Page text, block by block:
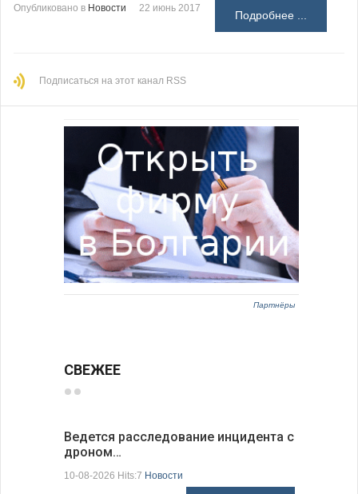
Опубликовано в Новости 22 июнь 2017
Подробнее ...
Подписаться на этот канал RSS
Партнёры
СВЕЖЕЕ
Ведется расследование инцидента с
дроном…
10-08-2026 Hits:7 Новости